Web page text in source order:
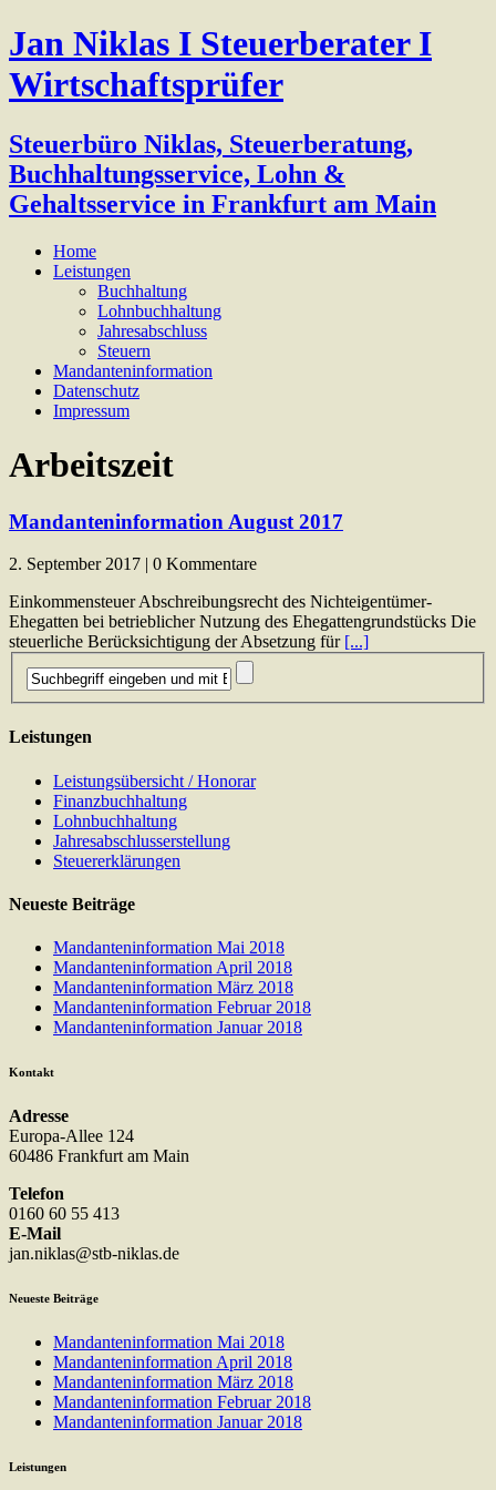
Jan Niklas I Steuerberater I
Wirtschaftsprüfer
Steuerbüro Niklas, Steuerberatung,
Buchhaltungsservice, Lohn &
Gehaltsservice in Frankfurt am Main
Home
Leistungen
Buchhaltung
Lohnbuchhaltung
Jahresabschluss
Steuern
Mandanteninformation
Datenschutz
Impressum
Arbeitszeit
Mandanteninformation August 2017
2. September 2017 | 0 Kommentare
Einkommensteuer Abschreibungsrecht des Nichteigentümer-
Ehegatten bei betrieblicher Nutzung des Ehegattengrundstücks Die
steuerliche Berücksichtigung der Absetzung für [...]
Leistungen
Leistungsübersicht / Honorar
Finanzbuchhaltung
Lohnbuchhaltung
Jahresabschlusserstellung
Steuererklärungen
Neueste Beiträge
Mandanteninformation Mai 2018
Mandanteninformation April 2018
Mandanteninformation März 2018
Mandanteninformation Februar 2018
Mandanteninformation Januar 2018
Kontakt
Adresse
Europa-Allee 124
60486 Frankfurt am Main
Telefon
0160 60 55 413
E-Mail
jan.niklas@stb-niklas.de
Neueste Beiträge
Mandanteninformation Mai 2018
Mandanteninformation April 2018
Mandanteninformation März 2018
Mandanteninformation Februar 2018
Mandanteninformation Januar 2018
Leistungen